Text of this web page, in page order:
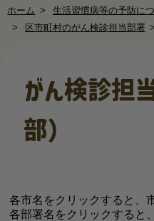
ホーム 生活習慣病等の予防に
区市町村のがん検診担当部署
がん検診担
部）
各市名をクリックすると、
各部署名をクリックすると